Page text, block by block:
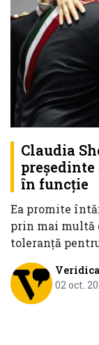
Claudia
în funcție
Ea promite
prin mai multă
toleranţă
02 oct.